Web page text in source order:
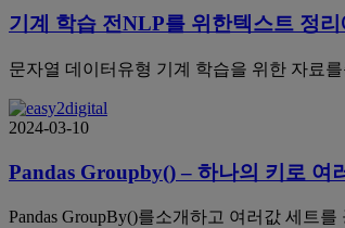
기계 학습 전NLP를 위한텍스트 정
문자열 데이터유형 기계 학습을 위한 자료
2024-03-10
Pandas Groupby() – 하나의 키로 여
Pandas GroupBy()를소개하고 여러값 세트